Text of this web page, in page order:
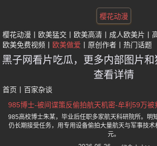
樱花动漫
樱花动漫 欧美猛交 欧美高清 成人欧美片
欧美免费视频
欧美做爱 原创作者 热门话题
黑子网看片吃瓜，更多内部图片
查看详情
首页 百家杂谈
985博士-被间谍策反偷拍航天机密-牟利59万被
985高校博士朱某，毕业后任职多家航天科研院所。明
仍长期接受任务，用专用设备偷拍大量航天与军事技
元。